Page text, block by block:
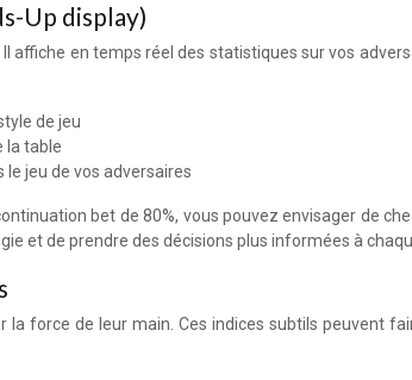
Up display)
Il affiche en temps réel des statistiques sur vos
de jeu
la table
jeu de vos adversaires
bet de 80%, vous pouvez envisager de
et de prendre des décisions plus informées à
la force de leur main. Ces indices subtils peuvent